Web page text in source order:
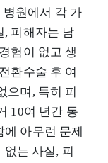
병원에서 각 가
, 피해자는 남
험이 없고 생
환수술 후 여
으며, 특히 피
10여 년간 동
아무런 문제
는 사실, 피